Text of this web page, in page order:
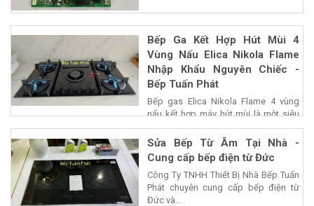
Bếp Ga Kết Hợp Hút Mùi 4
Vùng Nấu Elica Nikola Flame
Nhập Khẩu Nguyên Chiếc -
Bếp Tuấn Phát
Bếp gas Elica Nikola Flame 4 vùng
nấu kết hợp máy hút mùi là một siêu
phẩm của...
Sửa Bếp Từ Âm Tại Nhà -
Cung cấp bếp điện từ Đức
Công Ty TNHH Thiết Bị Nhà Bếp Tuấn
Phát chuyên cung cấp bếp điện từ
Đức và...